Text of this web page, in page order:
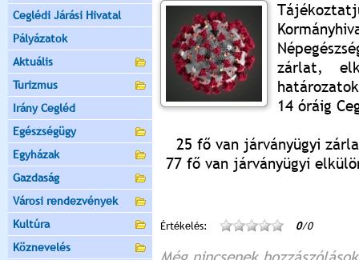
Ceglédi Járási Hivatal
Pályázatok
Aktuális
Turizmus
Irány Cegléd
Egészségügy
Egyházak
Gazdaság
Városi rendezvények
Kultúra
Köznevelés
zárlat,
14 óráig
25 fő van járványügyi
77 fő van járványügyi
Értékelés: 0/0